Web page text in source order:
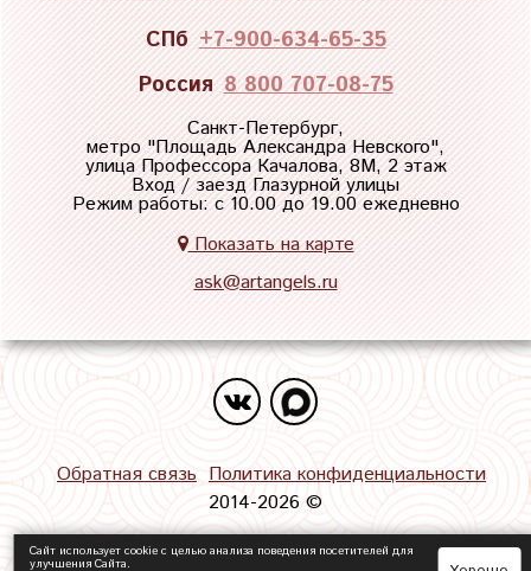
СПб +7-900-634-65-35
Россия 8 800 707-08-75
Санкт-Петербург,
метро "Площадь Александра Невского",
улица Профессора Качалова, 8М, 2 этаж
Вход / заезд Глазурной улицы
Режим работы: с 10.00 до 19.00 ежедневно
Показать на карте
ask@artangels.ru
Обратная связь Политика конфиденциальности
2014-2026 ©
Сайт использует cookie с целью анализа поведения посетителей для
улучшения Сайта.